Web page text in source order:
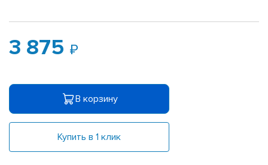
3 875
В корзину
Купить в 1 клик